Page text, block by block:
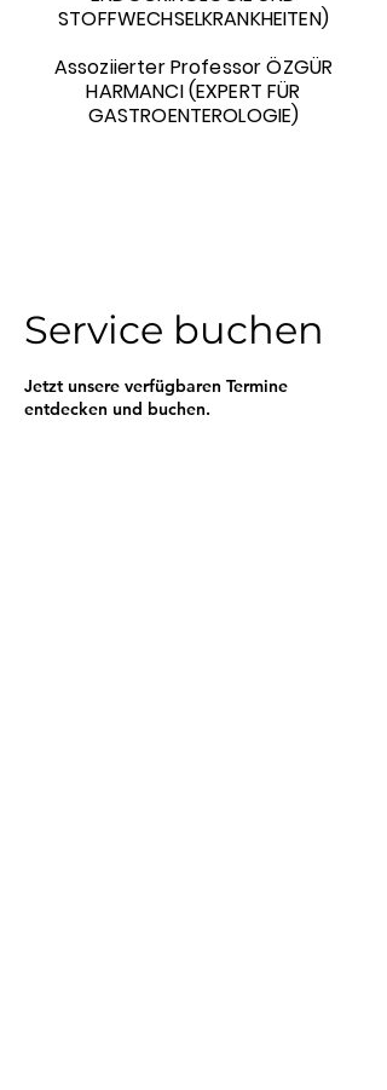
STOFFWECHSELKRANKHEITEN)
Assoziierter Professor ÖZGÜR
HARMANCI (EXPERT FÜR
GASTROENTEROLOGIE)
Service buchen
Jetzt unsere verfügbaren Termine
entdecken und buchen.